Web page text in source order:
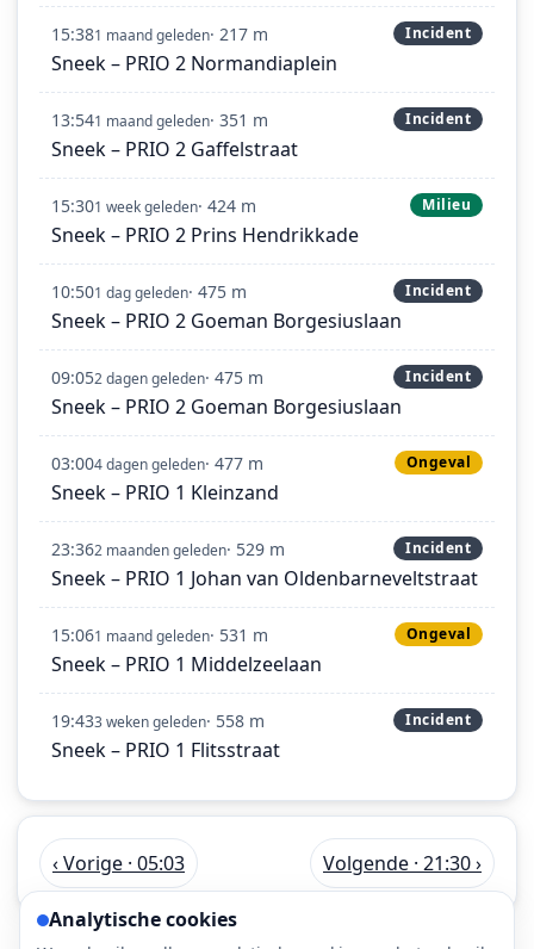
15:381 maand geleden· 217 m Incident
Sneek – PRIO 2 Normandiaplein
13:541 maand geleden· 351 m Incident
Sneek – PRIO 2 Gaffelstraat
15:301 week geleden· 424 m Milieu
Sneek – PRIO 2 Prins Hendrikkade
10:501 dag geleden· 475 m Incident
Sneek – PRIO 2 Goeman Borgesiuslaan
09:052 dagen geleden· 475 m Incident
Sneek – PRIO 2 Goeman Borgesiuslaan
03:004 dagen geleden· 477 m Ongeval
Sneek – PRIO 1 Kleinzand
23:362 maanden geleden· 529 m Incident
Sneek – PRIO 1 Johan van Oldenbarneveltstraat
15:061 maand geleden· 531 m Ongeval
Sneek – PRIO 1 Middelzeelaan
19:433 weken geleden· 558 m Incident
Sneek – PRIO 1 Flitsstraat
‹ Vorige · 05:03 Volgende · 21:30 ›
Analytische cookies